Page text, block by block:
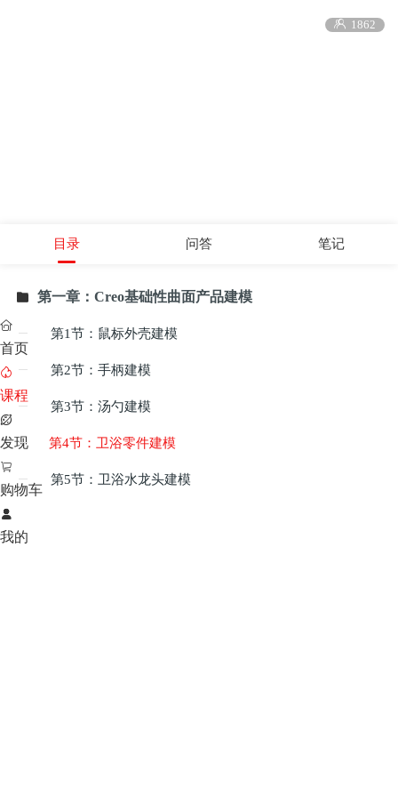
 1862
目录 问答 笔记
 第一章：Creo基础性曲面产品建模
第1节：鼠标外壳建模
第2节：手柄建模
第3节：汤勺建模
第4节：卫浴零件建模
 第5节：卫浴水龙头建模

首页

课程

发现

购物车

我的